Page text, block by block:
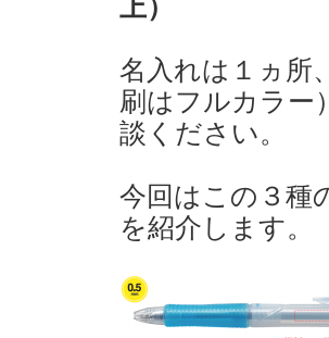
上）
名入れは１ヵ所
刷はフルカラー
談ください。
今回はこの３種
を紹介します。